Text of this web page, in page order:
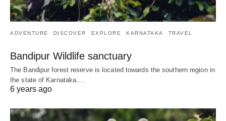
ADVENTURE DISCOVER EXPLORE KARNATAKA TRAVEL
Bandipur Wildlife sanctuary
The Bandipur forest reserve is located towards the southern region in
the state of Karnataka.…
6 years ago